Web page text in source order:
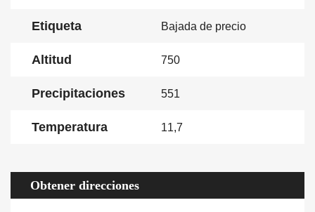
Etiqueta Bajada de precio
Altitud 750
Precipitaciones 551
Temperatura 11,7
Obtener direcciones